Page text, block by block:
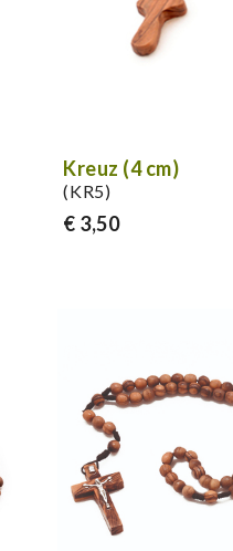
Kreuz (4 cm)
(KR5)
€ 3,50